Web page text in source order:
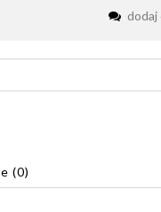
dodaj
kosztów
(0)